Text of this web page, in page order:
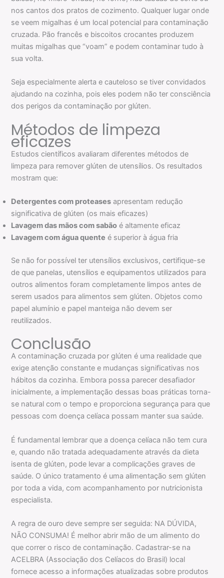
nos cantos dos pratos de cozimento. Qualquer lugar onde
se veem migalhas é um local potencial para contaminação
cruzada. Pão francês e biscoitos crocantes produzem
muitas migalhas que “voam” e podem contaminar tudo à
sua volta.
Seja especialmente alerta e cauteloso se tiver convidados
ajudando na cozinha, pois eles podem não ter consciência
dos perigos da contaminação por glúten.
Métodos de limpeza
eficazes
Estudos científicos avaliaram diferentes métodos de
limpeza para remover glúten de utensílios. Os resultados
mostram que:
Detergentes com proteases apresentam redução
significativa de glúten (os mais eficazes)
Lavagem das mãos com sabão é altamente eficaz
Lavagem com água quente é superior à água fria
Se não for possível ter utensílios exclusivos, certifique-se
de que panelas, utensílios e equipamentos utilizados para
outros alimentos foram completamente limpos antes de
serem usados para alimentos sem glúten. Objetos como
papel alumínio e papel manteiga não devem ser
reutilizados.
Conclusão
A contaminação cruzada por glúten é uma realidade que
exige atenção constante e mudanças significativas nos
hábitos da cozinha. Embora possa parecer desafiador
inicialmente, a implementação dessas boas práticas torna-
se natural com o tempo e proporciona segurança para que
pessoas com doença celíaca possam manter sua saúde.
É fundamental lembrar que a doença celíaca não tem cura
e, quando não tratada adequadamente através da dieta
isenta de glúten, pode levar a complicações graves de
saúde. O único tratamento é uma alimentação sem glúten
por toda a vida, com acompanhamento por nutricionista
especialista.
A regra de ouro deve sempre ser seguida: NA DÚVIDA,
NÃO CONSUMA! É melhor abrir mão de um alimento do
que correr o risco de contaminação. Cadastrar-se na
ACELBRA (Associação dos Celíacos do Brasil) local
fornece acesso a informações atualizadas sobre produtos